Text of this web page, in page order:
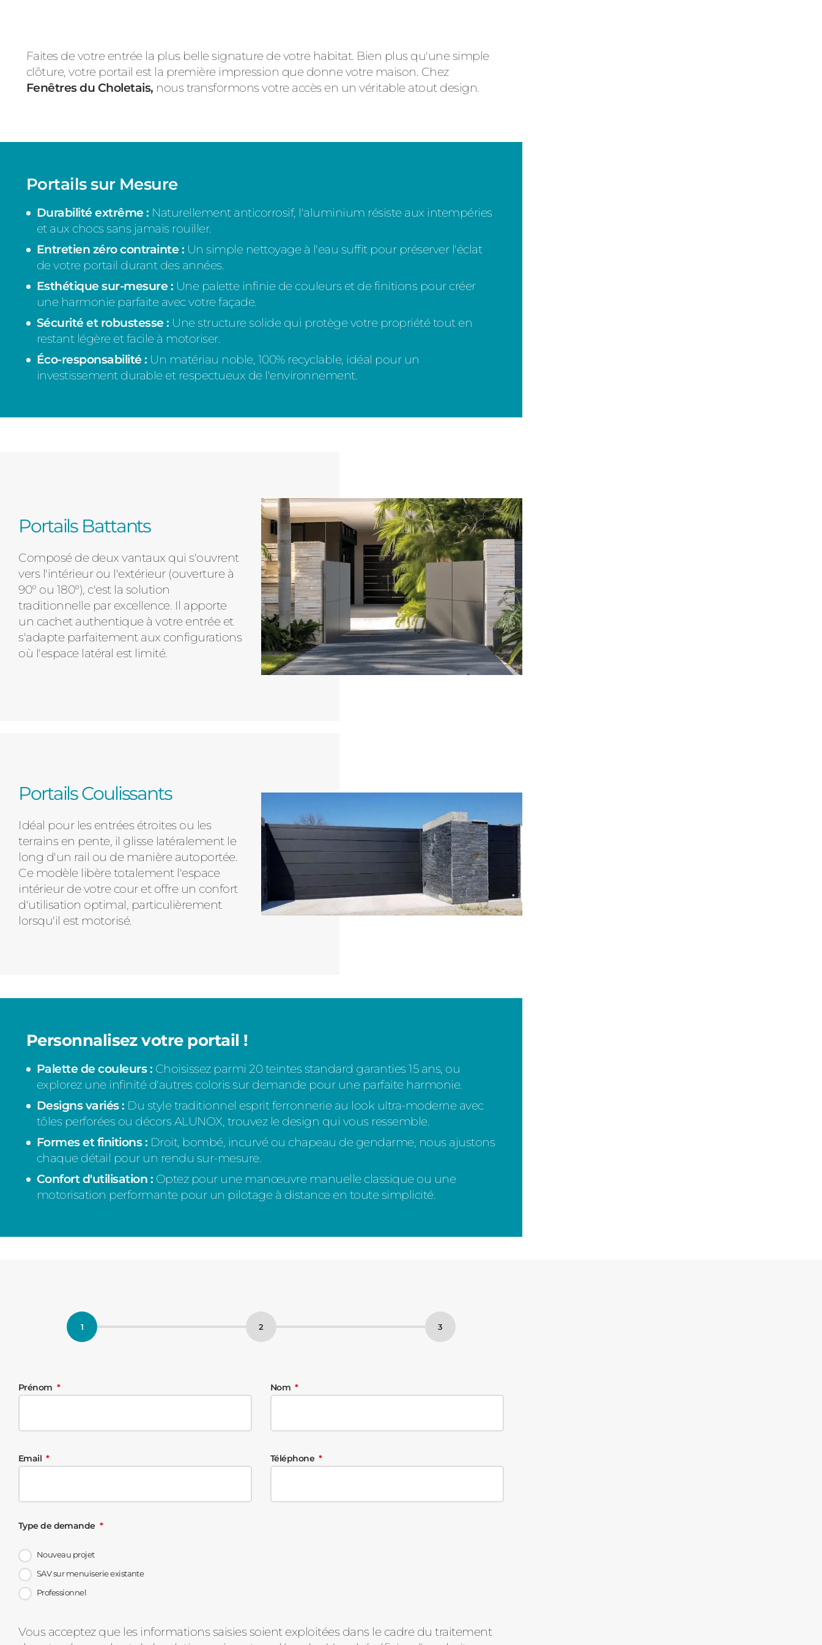
Faites de votre entrée la plus belle signature de votre habitat. Bien plus qu'une simple
clôture, votre portail est la première impression que donne votre maison. Chez
Fenêtres du Choletais, nous transformons votre accès en un véritable atout design.
Portails sur Mesure
Durabilité extrême : Naturellement anticorrosif, l'aluminium résiste aux intempéries
et aux chocs sans jamais rouiller.
Entretien zéro contrainte : Un simple nettoyage à l'eau suffit pour préserver l'éclat
de votre portail durant des années.
Esthétique sur-mesure : Une palette infinie de couleurs et de finitions pour créer
une harmonie parfaite avec votre façade.
Sécurité et robustesse : Une structure solide qui protège votre propriété tout en
restant légère et facile à motoriser.
Éco-responsabilité : Un matériau noble, 100% recyclable, idéal pour un
investissement durable et respectueux de l'environnement.
Portails Battants
Composé de deux vantaux qui s'ouvrent
vers l'intérieur ou l'extérieur (ouverture à
90° ou 180°), c'est la solution
traditionnelle par excellence. Il apporte
un cachet authentique à votre entrée et
s'adapte parfaitement aux configurations
où l'espace latéral est limité.
Portails Coulissants
Idéal pour les entrées étroites ou les
terrains en pente, il glisse latéralement le
long d'un rail ou de manière autoportée.
Ce modèle libère totalement l'espace
intérieur de votre cour et offre un confort
d'utilisation optimal, particulièrement
lorsqu'il est motorisé.
Personnalisez votre portail !
Palette de couleurs : Choisissez parmi 20 teintes standard garanties 15 ans, ou
explorez une infinité d'autres coloris sur demande pour une parfaite harmonie.
Designs variés : Du style traditionnel esprit ferronnerie au look ultra-moderne avec
tôles perforées ou décors ALUNOX, trouvez le design qui vous ressemble.
Formes et finitions : Droit, bombé, incurvé ou chapeau de gendarme, nous ajustons
chaque détail pour un rendu sur-mesure.
Confort d'utilisation : Optez pour une manœuvre manuelle classique ou une
motorisation performante pour un pilotage à distance en toute simplicité.
Prénom Nom
Email Téléphone
Type de demande
Nouveau projet
SAV sur menuiserie existante
Professionnel
Vous acceptez que les informations saisies soient exploitées dans le cadre du traitement